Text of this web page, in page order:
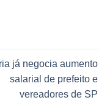
já negocia aumento
salarial de prefeito e
vereadores de SP